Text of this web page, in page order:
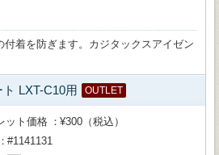
付着を防ぎます。カジタックスアイゼン
LXT-C10用 OUTLET
ット価格
¥300（税込）
#1141131